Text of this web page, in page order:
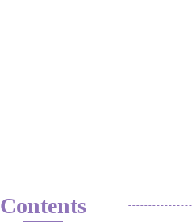
Contents